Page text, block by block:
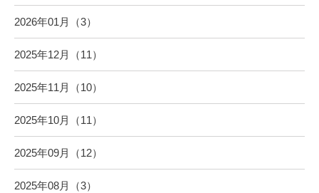
2026年01月（3）
2025年12月（11）
2025年11月（10）
2025年10月（11）
2025年09月（12）
2025年08月（3）